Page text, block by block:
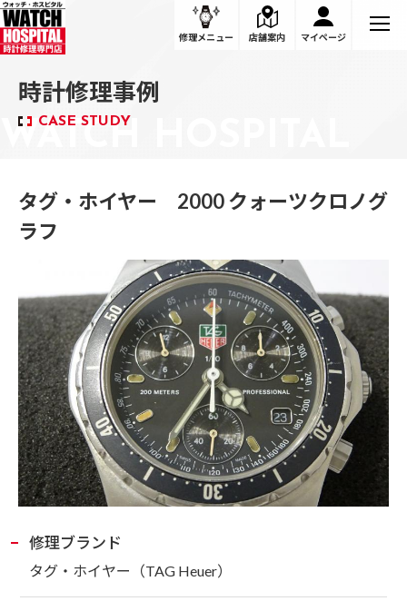
修理メニュー 店舗案内 マイページ
時計修理事例
CASE STUDY
タグ・ホイヤー 2000 クォーツクロノグ
ラフ
修理ブランド
タグ・ホイヤー （TAG Heuer）